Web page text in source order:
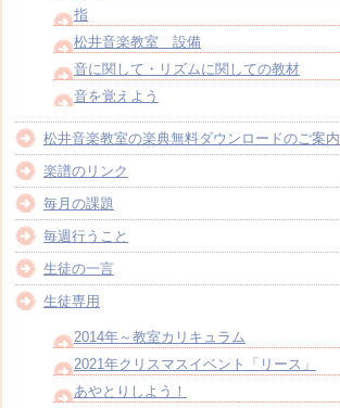
指
松井音楽教室 設備
音に関して・リズムに関しての教材
音を覚えよう
松井音楽教室の楽典無料ダウンロードのご案内
楽譜のリンク
毎月の課題
毎週行うこと
生徒の一言
生徒専用
2014年～教室カリキュラム
2021年クリスマスイベント「リース」
あやとりしよう！